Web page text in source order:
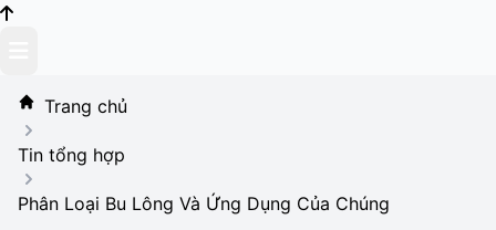
content
Trang chủ
Tin tổng hợp
Phân Loại Bu Lông Và Ứng Dụng Của Chúng